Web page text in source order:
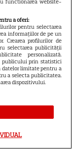
a oferi:
pentru selectarea
informațiilor de pe un
Crearea profilurilor de
selectarea publicității
personalizată.
publicului prin statistici
datelor limitate pentru a
a selecta publicitatea.
dispozitivului.